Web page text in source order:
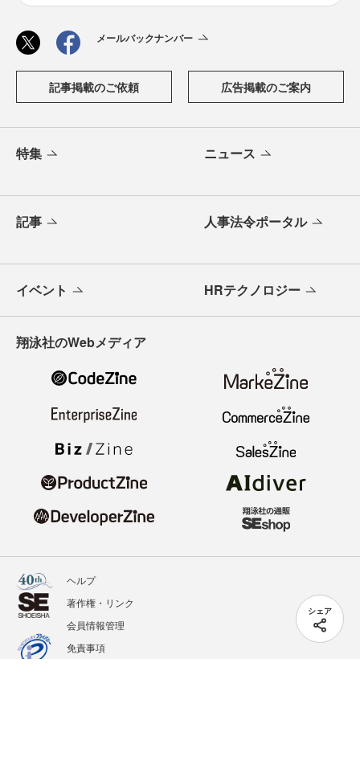
シェア
メールバックナンバー
記事掲載のご依頼 広告掲載のご案内
特集 ニュース
記事 人事法令ポータル
イベント HRテクノロジー
翔泳社のWebメディア
ヘルプ
著作権・リンク
会員情報管理
免責事項